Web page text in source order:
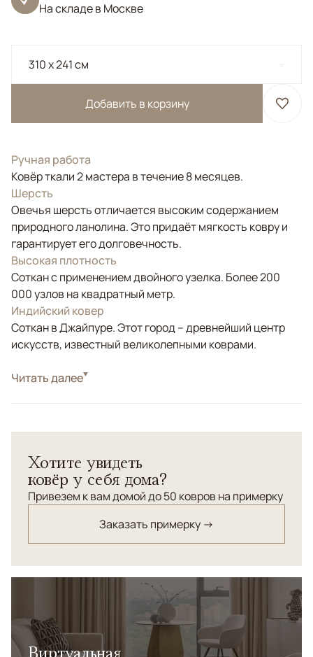
На складе в Москве
310 x 241 см
Добавить в корзину
Ручная работа
Ковёр ткали 2 мастера в течение 8 месяцев.
Шерсть
Овечья шерсть отличается высоким содержанием
природного ланолина. Это придаёт мягкость ковру и
гарантирует его долговечность.
Высокая плотность
Соткан с применением двойного узелка. Более 200
000 узлов на квадратный метр.
Индийский ковер
Соткан в Джайпуре. Этот город – древнейший центр
искусств, известный великолепными коврами.
СтильКлассические
Читать далее
Хотите увидеть
ковёр у себя дома?
Привезем к вам домой до 50 ковров на примерку
Заказать примерку →
Виртуальная